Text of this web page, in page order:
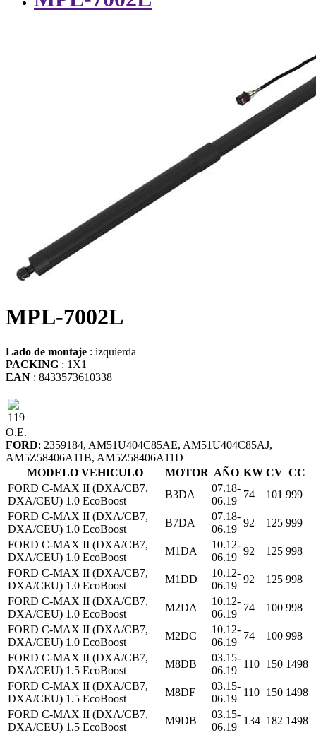
MPL-7002L
Lado de montaje : izquierda
PACKING : 1X1
EAN : 8433573610338
119
O.E.
FORD: 2359184, AM51U404C85AE, AM51U404C85AJ,
AM5Z58406A11B, AM5Z58406A11D
MODELO VEHICULO
MOTOR AÑO KW CV CC
FORD C-MAX II (DXA/CB7,
DXA/CEU) 1.0 EcoBoost
B3DA
07.18-
06.19
74 101 999
FORD C-MAX II (DXA/CB7,
DXA/CEU) 1.0 EcoBoost
B7DA
07.18-
06.19
92 125 999
FORD C-MAX II (DXA/CB7,
DXA/CEU) 1.0 EcoBoost
M1DA
10.12-
06.19
92 125 998
FORD C-MAX II (DXA/CB7,
DXA/CEU) 1.0 EcoBoost
M1DD
10.12-
06.19
92 125 998
FORD C-MAX II (DXA/CB7,
DXA/CEU) 1.0 EcoBoost
M2DA
10.12-
06.19
74 100 998
FORD C-MAX II (DXA/CB7,
DXA/CEU) 1.0 EcoBoost
M2DC
10.12-
06.19
74 100 998
FORD C-MAX II (DXA/CB7,
DXA/CEU) 1.5 EcoBoost
M8DB
03.15-
06.19
110 150 1498
FORD C-MAX II (DXA/CB7,
DXA/CEU) 1.5 EcoBoost
M8DF
03.15-
06.19
110 150 1498
FORD C-MAX II (DXA/CB7,
DXA/CEU) 1.5 EcoBoost
M9DB
03.15-
06.19
134 182 1498